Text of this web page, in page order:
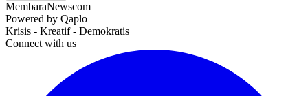
MembaraNewscom
Powered by Qaplo
Krisis - Kreatif - Demokratis
Connect with us